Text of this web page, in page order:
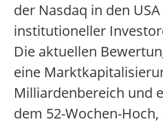
der Nasdaq in den
institutioneller
Die aktuellen
eine
Milliardenbereich und
dem 52-Wochen-